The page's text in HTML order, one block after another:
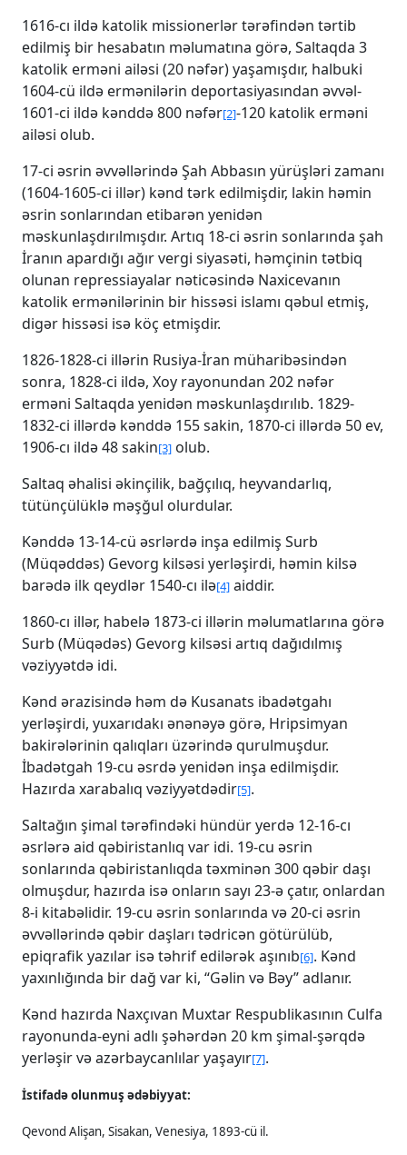
1616-cı ildə katolik missionerlər tərəfindən tərtib
edilmiş bir hesabatın məlumatına görə, Saltaqda 3
katolik erməni ailəsi (20 nəfər) yaşamışdır, halbuki
1604-cü ildə ermənilərin deportasiyasından əvvəl-
1601-ci ildə kənddə 800 nəfər[2]-120 katolik erməni
ailəsi olub.
17-ci əsrin əvvəllərində Şah Abbasın yürüşləri zamanı
(1604-1605-ci illər) kənd tərk edilmişdir, lakin həmin
əsrin sonlarından etibarən yenidən
məskunlaşdırılmışdır. Artıq 18-ci əsrin sonlarında şah
İranın apardığı ağır vergi siyasəti, həmçinin tətbiq
olunan repressiayalar nəticəsində Naxicevanın
katolik ermənilərinin bir hissəsi islamı qəbul etmiş,
digər hissəsi isə köç etmişdir.
1826-1828-ci illərin Rusiya-İran müharibəsindən
sonra, 1828-ci ildə, Xoy rayonundan 202 nəfər
erməni Saltaqda yenidən məskunlaşdırılıb. 1829-
1832-ci illərdə kənddə 155 sakin, 1870-ci illərdə 50 ev,
1906-cı ildə 48 sakin[3] olub.
Saltaq əhalisi əkinçilik, bağçılıq, heyvandarlıq,
tütünçülüklə məşğul olurdular.
Kənddə 13-14-cü əsrlərdə inşa edilmiş Surb
(Müqəddəs) Gevorg kilsəsi yerləşirdi, həmin kilsə
barədə ilk qeydlər 1540-cı ilə[4] aiddir.
1860-cı illər, habelə 1873-ci illərin məlumatlarına görə
Surb (Müqədəs) Gevorg kilsəsi artıq dağıdılmış
vəziyyətdə idi.
Kənd ərazisində həm də Kusanats ibadətgahı
yerləşirdi, yuxarıdakı ənənəyə görə, Hripsimyan
bakirələrinin qalıqları üzərində qurulmuşdur.
İbadətgah 19-cu əsrdə yenidən inşa edilmişdir.
Hazırda xarabalıq vəziyyətdədir[5].
Saltağın şimal tərəfindəki hündür yerdə 12-16-cı
əsrlərə aid qəbiristanlıq var idi. 19-cu əsrin
sonlarında qəbiristanlıqda təxminən 300 qəbir daşı
olmuşdur, hazırda isə onların sayı 23-ə çatır, onlardan
8-i kitabəlidir. 19-cu əsrin sonlarında və 20-ci əsrin
əvvəllərində qəbir daşları tədricən götürülüb,
epiqrafik yazılar isə təhrif edilərək aşınıb[6]. Kənd
yaxınlığında bir dağ var ki, “Gəlin və Bəy” adlanır.
Kənd hazırda Naxçıvan Muxtar Respublikasının Culfa
rayonunda-eyni adlı şəhərdən 20 km şimal-şərqdə
yerləşir və azərbaycanlılar yaşayır[7].
İstifadə olunmuş ədəbiyyat:
Qevond Alişan, Sisakan, Venesiya, 1893-cü il.